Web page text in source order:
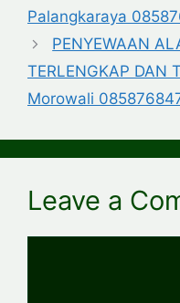
Palangkaraya
PENYEWAAN
TERLENGKAP DAN
Morowali
Leave a